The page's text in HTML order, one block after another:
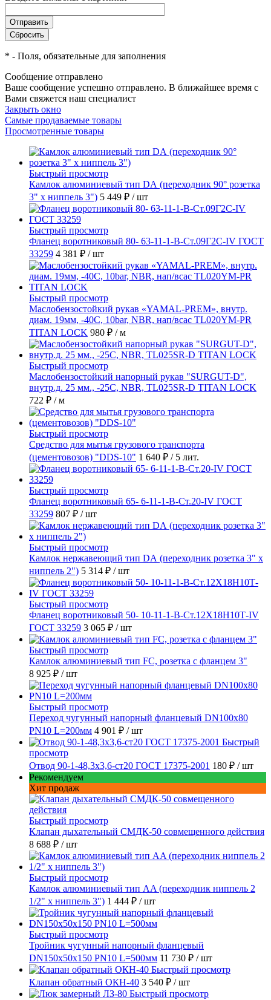
* - Поля, обязательные для заполнения
Сообщение отправлено
Ваше сообщение успешно отправлено. В ближайшее время с
Вами свяжется наш специалист
Закрыть окно
Самые продаваемые товары
Просмотренные товары
Быстрый просмотр
Камлок алюминиевый тип DА (переходник 90° розетка
3" х ниппель 3") 5 449 ₽ / шт
Быстрый просмотр
Фланец воротниковый 80- 63-11-1-B-Ст.09Г2С-IV ГОСТ
33259 4 381 ₽ / шт
Быстрый просмотр
Маслобензостойкий рукав «YAMAL-PREM», внутр.
диам. 19мм, -40C, 10bar, NBR, нап/всас TL020YM-PR
TITAN LOCK 980 ₽ / м
Быстрый просмотр
Маслобензостойкий напорный рукав "SURGUT-D",
внутр.д. 25 мм., -25C, NBR, TL025SR-D TITAN LOCK
722 ₽ / м
Быстрый просмотр
Средство для мытья грузового транспорта
(цементовозов) "DDS-10" 1 640 ₽ / 5 лит.
Быстрый просмотр
Фланец воротниковый 65- 6-11-1-B-Ст.20-IV ГОСТ
33259 807 ₽ / шт
Быстрый просмотр
Камлок нержавеющий тип DА (переходник розетка 3" х
ниппель 2") 5 314 ₽ / шт
Быстрый просмотр
Фланец воротниковый 50- 10-11-1-B-Ст.12Х18Н10Т-IV
ГОСТ 33259 3 065 ₽ / шт
Быстрый просмотр
Камлок алюминиевый тип FC, розетка с фланцем 3"
8 925 ₽ / шт
Быстрый просмотр
Переход чугунный напорный фланцевый DN100х80
PN10 L=200мм 4 901 ₽ / шт
Быстрый
просмотр
Отвод 90-1-48,3х3,6-ст20 ГОСТ 17375-2001 180 ₽ / шт
Рекомендуем
Хит продаж
Быстрый просмотр
Клапан дыхательный СМДК-50 совмещенного действия
8 688 ₽ / шт
Быстрый просмотр
Камлок алюминиевый тип AA (переходник ниппель 2
1/2" х ниппель 3") 1 444 ₽ / шт
Быстрый просмотр
Тройник чугунный напорный фланцевый
DN150х50х150 PN10 L=500мм 11 730 ₽ / шт
Быстрый просмотр
Клапан обратный ОКН-40 3 540 ₽ / шт
Быстрый просмотр